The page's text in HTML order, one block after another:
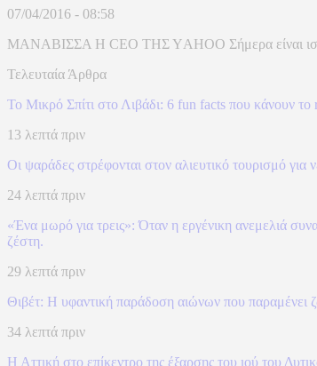
07/04/2016 - 08:58
ΜΑΝΑΒΙΣΣΑ Η CEO ΤΗΣ ΥAHOO Σήμερα είναι
Τελευταία Άρθρα
To Mικρό Σπίτι στο Λιβάδι: 6 fun facts που κάνουν
13 λεπτά πριν
Οι ψαράδες στρέφονται στον αλιευτικό τουρισμό για
24 λεπτά πριν
«Ένα μωρό για τρεις»: Όταν η εργένικη ανεμελιά
ζέστη.
29 λεπτά πριν
Θιβέτ: Η υφαντική παράδοση αιώνων που παραμένει
34 λεπτά πριν
Η Αττική στο επίκεντρο της έξαρσης του ιού του